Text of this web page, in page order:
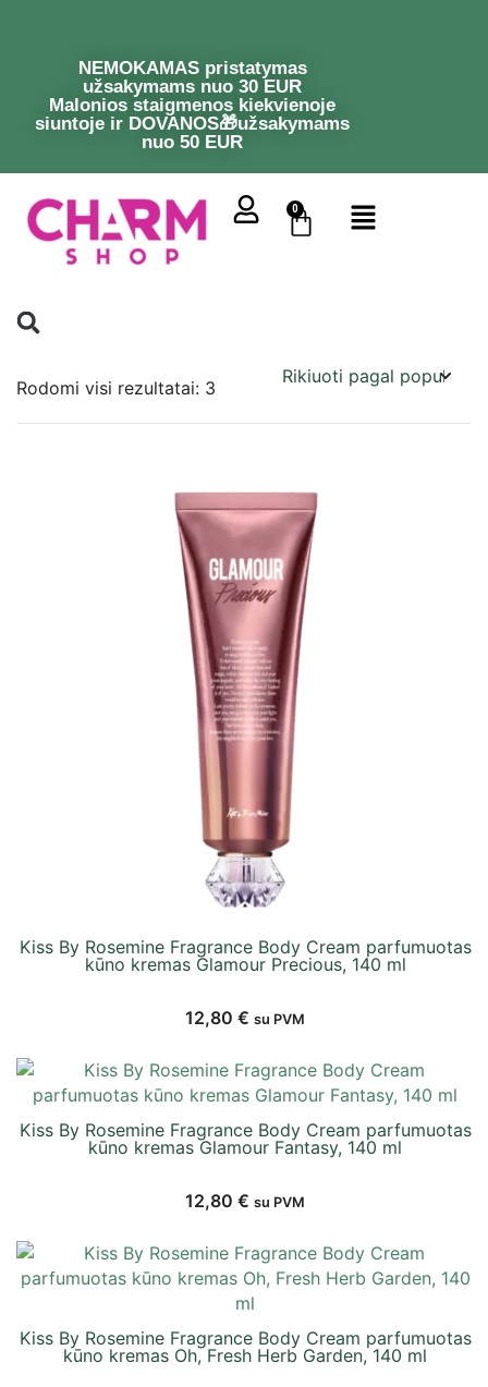
NEMOKAMAS pristatymas
užsakymams nuo 30 EUR
Malonios staigmenos kiekvienoje
siuntoje ir DOVANOS🎁užsakymams
nuo 50 EUR
0
Rodomi visi rezultatai: 3
Kiss By Rosemine Fragrance Body Cream parfumuotas
kūno kremas Glamour Precious, 140 ml
12,80 € su PVM
Kiss By Rosemine Fragrance Body Cream parfumuotas
kūno kremas Glamour Fantasy, 140 ml
12,80 € su PVM
Kiss By Rosemine Fragrance Body Cream parfumuotas
kūno kremas Oh, Fresh Herb Garden, 140 ml